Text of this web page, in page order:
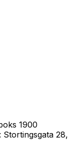
1900
Stortingsgata 28,